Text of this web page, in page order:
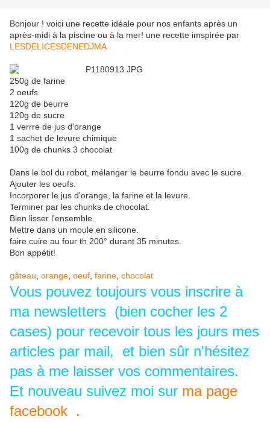
Bonjour ! voici une recette idéale pour nos enfants après un
après-midi à la piscine ou à la mer! une recette imspirée par
LESDELICESDENEDJMA
250g de farine
2 oeufs
120g de beurre
120g de sucre
1 verrre de jus d'orange
1 sachet de levure chimique
100g de chunks 3 chocolat
Dans le bol du robot, mélanger le beurre fondu avec le sucre.
Ajouter les oeufs.
Incorporer le jus d'orange, la farine et la levure.
Terminer par les chunks de chocolat.
Bien lisser l'ensemble.
Mettre dans un moule en silicone.
faire cuire au four th 200° durant 35 minutes.
Bon appétit!
gâteau orange oeuf farine chocolat
Vous pouvez toujours vous inscrire à
ma newsletters (bien cocher les 2
cases) pour recevoir tous les jours mes
articles par mail, et bien sûr n'hésitez
pas à me laisser vos commentaires.
Et nouveau suivez moi sur ma page
facebook .